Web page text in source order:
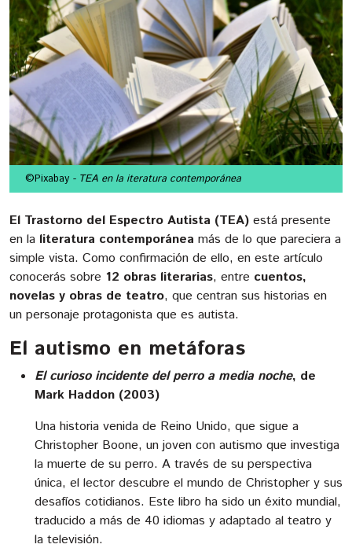
©Pixabay - TEA en la iteratura contemporánea
El Trastorno del Espectro Autista (TEA) está presente
en la literatura contemporánea más de lo que pareciera a
simple vista. Como confirmación de ello, en este artículo
conocerás sobre 12 obras literarias, entre cuentos,
novelas y obras de teatro, que centran sus historias en
un personaje protagonista que es autista.
El autismo en metáforas
El curioso incidente del perro a media noche, de
Mark Haddon (2003)
Una historia venida de Reino Unido, que sigue a
Christopher Boone, un joven con autismo que investiga
la muerte de su perro. A través de su perspectiva
única, el lector descubre el mundo de Christopher y sus
desafíos cotidianos. Este libro ha sido un éxito mundial,
traducido a más de 40 idiomas y adaptado al teatro y
la televisión.